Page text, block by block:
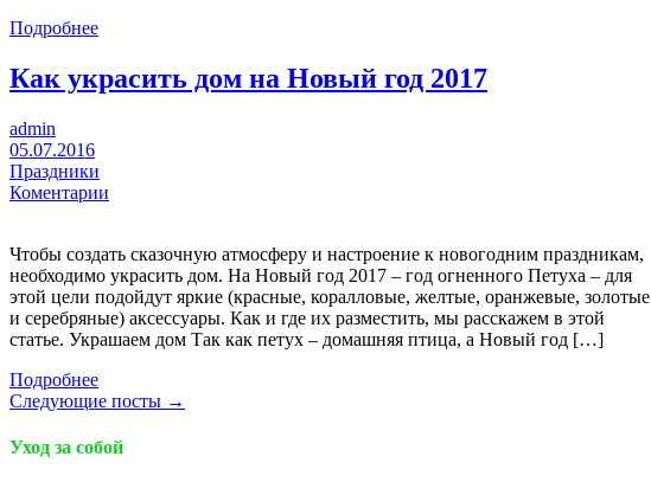
Подробнее
Как украсить дом на Новый год 2017
admin
05.07.2016
Праздники
Коментарии
Чтобы создать сказочную атмосферу и настроение к новогодним праздникам,
необходимо украсить дом. На Новый год 2017 – год огненного Петуха – для
этой цели подойдут яркие (красные, коралловые, желтые, оранжевые, золотые
и серебряные) аксессуары. Как и где их разместить, мы расскажем в этой
статье. Украшаем дом Так как петух – домашняя птица, а Новый год […]
Подробнее
Следующие посты →
Уход за собой